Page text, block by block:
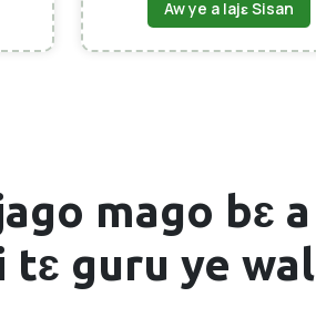
Aw ye a lajɛ Sisan
mago bɛ a
tɛ guru ye